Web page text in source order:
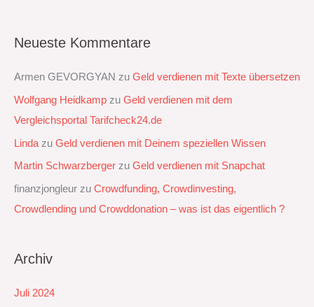
Neueste Kommentare
Armen GEVORGYAN zu Geld verdienen mit Texte übersetzen
Wolfgang Heidkamp zu Geld verdienen mit dem
Vergleichsportal Tarifcheck24.de
Linda zu Geld verdienen mit Deinem speziellen Wissen
Martin Schwarzberger zu Geld verdienen mit Snapchat‭
finanzjongleur zu Crowdfunding, Crowdinvesting,
Crowdlending und Crowddonation – was ist das eigentlich ?
Archiv
Juli 2024